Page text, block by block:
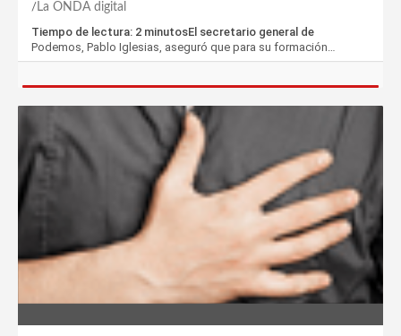
La ONDA digital
Tiempo de lectura: 2 minutosEl secretario general de
Podemos, Pablo Iglesias, aseguró que para su formación…